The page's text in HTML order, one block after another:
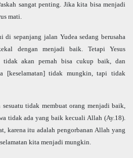
sangat penting. Jika kita bisa menjadi
mati.
di sepanjang jalan Yudea sedang berusaha
dengan menjadi baik. Tetapi Yesus
tidak akan pernah bisa cukup baik, dan
[keselamatan] tidak mungkin, tapi tidak
tidak membuat orang menjadi baik,
tidak ada yang baik kecuali Allah (Ay.18).
karena itu adalah pengorbanan Allah yang
kita menjadi mungkin.